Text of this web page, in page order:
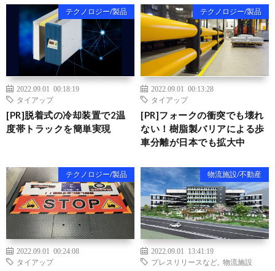
テクノロジー/製品
2022.09.01 00:18:19
タイアップ
[PR]脱着式の冷却装置で2温
度帯トラックを簡単実現
テクノロジー/製品
2022.09.01 00:13:28
タイアップ
[PR]フォークの衝突でも壊れ
ない！樹脂製バリアによる歩
車分離が日本でも拡大中
テクノロジー/製品
2022.09.01 00:24:08
タイアップ
物流施設/不動産
2022.09.01 13:41:19
プレスリリースなど
物流施設